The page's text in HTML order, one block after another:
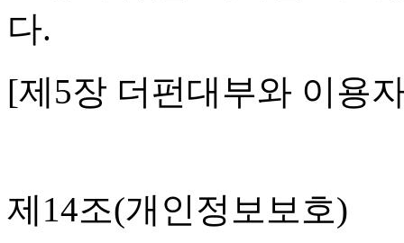
다.
[제5장 더펀대부와 이용
제14조(개인정보보호)